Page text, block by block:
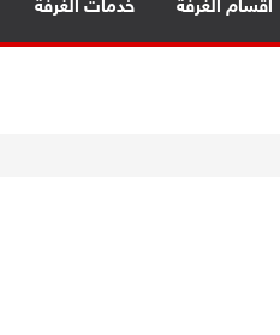
اقسام الغرفة خدمات الغرفة